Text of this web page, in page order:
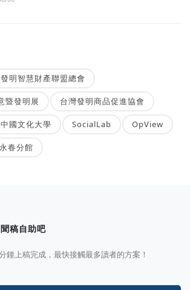
明智慧財產聯盟總會
暨發明展 台灣發明商品促進協會
中國文化大學 SocialLab OpView
永春分館
稿自助吧
鐘上稿完成，最快接觸最多讀者的方案！